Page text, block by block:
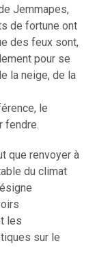
Jemmapes,
de fortune ont
des feux sont,
pour se
la neige, de la
le
fendre.
que renvoyer à
du climat
les
sur le